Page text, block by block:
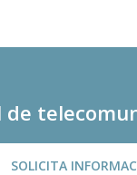
de
SOLICITA